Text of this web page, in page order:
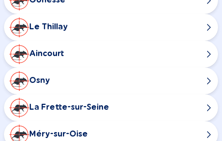
Le Thillay
Aincourt
Osny
La Frette-sur-Seine
Méry-sur-Oise